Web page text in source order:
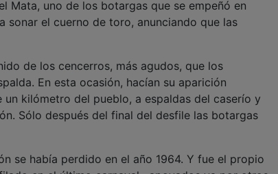
Mata, uno de los botargas que se empeñó en
sonar el cuerno de toro, anunciando que las
de los cencerros, más agudos, que los
En esta ocasión, hacían su aparición
kilómetro del pueblo, a espaldas del caserío y
Sólo después del final del desfile las botargas
se había perdido en el año 1964. Y fue el propio